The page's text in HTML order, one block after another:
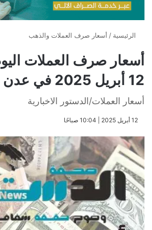
الرئيسية / أسعار صرف العملات والذهب
أسعار صرف العملات
12 أبريل 2025 في عدن وصنعاء
أسعار العملات/الدستور الاخبارية
​12 أبريل 2025 | 10:04 صباحًا